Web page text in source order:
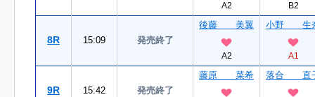
A2 B2
8R 15:09 発売終了
後藤 美翼
A2
小野 生
A1
9R 15:42 発売終了
藤原 菜希 落合 直